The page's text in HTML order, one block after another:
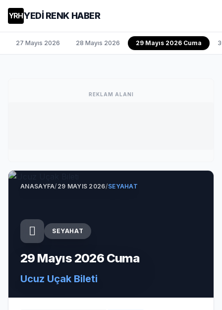
YRHYEDİ RENK HABER
27 Mayıs 2026 28 Mayıs 2026 29 Mayıs 2026 Cuma
REKLAM ALANI
ANASAYFA/29 MAYIS 2026/SEYAHAT
SEYAHAT
29 Mayıs 2026 Cuma
Ucuz Uçak Bileti